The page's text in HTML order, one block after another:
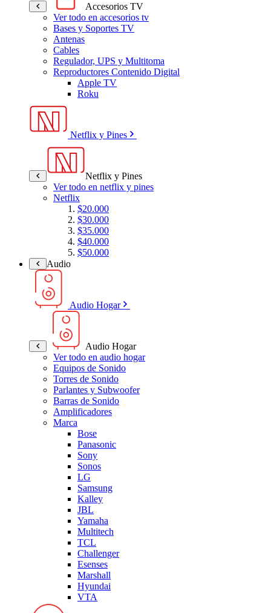
Accesorios TV
Ver todo en accesorios tv
Bases y Soportes TV
Antenas
Cables
Regulador, UPS y Multitoma
Reproductores Contenido Digital
Apple TV
Roku
Netflix y Pines
Netflix y Pines
Ver todo en netflix y pines
Netflix
$20.000
$30.000
$35.000
$40.000
$50.000
Audio
Audio Hogar
Audio Hogar
Ver todo en audio hogar
Equipos de Sonido
Torres de Sonido
Parlantes y Subwoofer
Barras de Sonido
Amplificadores
Marca
Bose
Panasonic
Sony
Sonos
LG
Samsung
Kalley
JBL
Yamaha
Multitech
TCL
Challenger
Esenses
Marshall
Hyundai
VTA